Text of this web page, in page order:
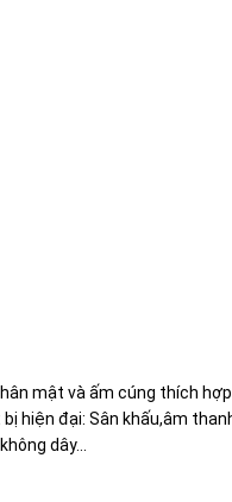
mật và ấm cúng thích
hiện đại: Sân khấu,âm
dây...